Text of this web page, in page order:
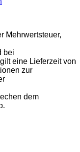
Mehrwertsteuer,
bei
eine Lieferzeit von
zur
dem